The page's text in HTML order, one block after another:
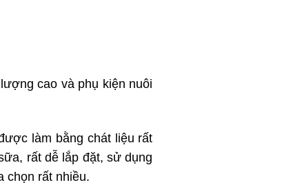
cao và phụ kiện nuôi
làm bằng chát liệu rất
rất dễ lắp đặt, sử dụng
chọn rất nhiều.